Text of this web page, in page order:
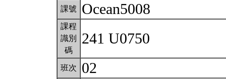
課號 Ocean5008
課程
識別
碼
241 U0750
班次 02